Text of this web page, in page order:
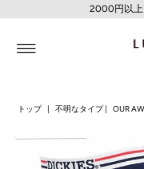
2000円以上
トップ 不明なタイプ OUR